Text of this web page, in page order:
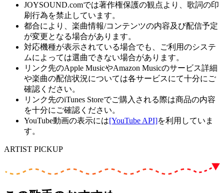
JOYSOUND.comでは著作権保護の観点より、歌詞の印
刷行為を禁止しています。
都合により、楽曲情報/コンテンツの内容及び配信予定
が変更となる場合があります。
対応機種が表示されている場合でも、ご利用のシステ
ムによっては選曲できない場合があります。
リンク先のApple MusicやAmazon Musicのサービス詳細
や楽曲の配信状況については各サービスにて十分にご
確認ください。
リンク先のiTunes Storeでご購入される際は商品の内容
を十分にご確認ください。
YouTube動画の表示には[YouTube API]を利用していま
す。
ARTIST PICKUP